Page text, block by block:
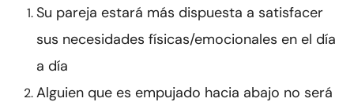
Su pareja estará más dispuesta a satisfacer
sus necesidades físicas/emocionales en el día
a día
Alguien que es empujado hacia abajo no será